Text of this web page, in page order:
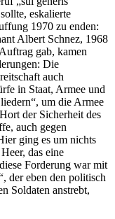
eskalierte
1970 zu enden:
Albert Schnez, 1968
gab, kamen
Die
auch
in Staat, Armee und
um die Armee
der Sicherheit des
auch gegen
ging es um nichts
das eine
Forderung war mit
der eben den politisch
Soldaten anstrebt,